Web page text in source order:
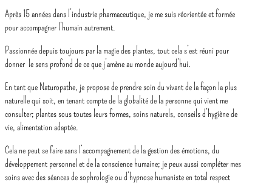
Après 15 années dans l’industrie pharmaceutique, je me suis réorientée et formée
pour accompagner l’humain autrement.
Passionnée depuis toujours par la magie des plantes, tout cela s’est réuni pour
donner le sens profond de ce que j’amène au monde aujourd’hui.
En tant que Naturopathe, je propose de prendre soin du vivant de la façon la plus
naturelle qui soit, en tenant compte de la globalité de la personne qui vient me
consulter; plantes sous toutes leurs formes, soins naturels, conseils d’hygiène de
vie, alimentation adaptée.
Cela ne peut se faire sans l’accompagnement de la gestion des émotions, du
développement personnel et de la conscience humaine; je peux aussi compléter mes
soins avec des séances de sophrologie ou d’hypnose humaniste en total respect